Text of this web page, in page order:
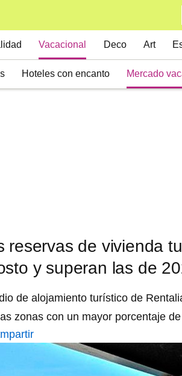
Vacacional
Hoteles con encanto Mercado
Deco Art
reservas de vivienda
y superan las de
de alojamiento turístico de
zonas con un mayor porcentaje